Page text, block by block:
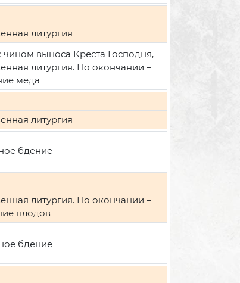
литургия
чином выноса Креста Господня,
литургия. По окончании –
меда
литургия
бдение
литургия. По окончании –
плодов
бдение